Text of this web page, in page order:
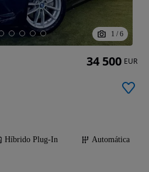
1 / 6
Híbrido Plug-In
Automática
34 500 EUR